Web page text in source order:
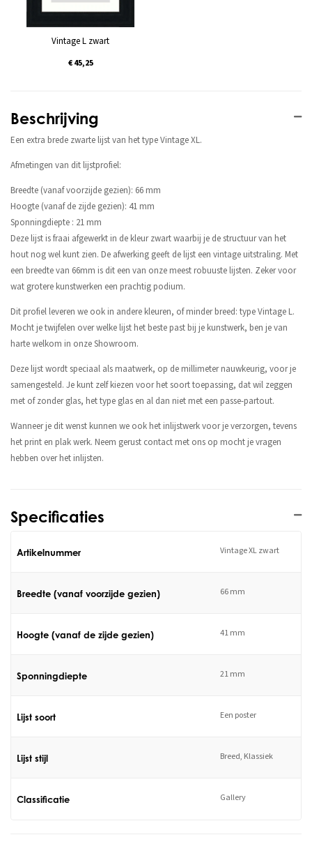
Beschrijving
Een extra brede zwarte lijst van het type Vintage XL.
Afmetingen van dit lijstprofiel:
Breedte (vanaf voorzijde gezien): 66 mm
Hoogte (vanaf de zijde gezien): 41 mm
Sponningdiepte : 21 mm
Deze lijst is fraai afgewerkt in de kleur zwart waarbij je de structuur van het
hout nog wel kunt zien. De afwerking geeft de lijst een vintage uitstraling. Met
een breedte van 66mm is dit een van onze meest robuuste lijsten. Zeker voor
wat grotere kunstwerken een prachtig podium.
Dit profiel leveren we ook in andere kleuren, of minder breed: type Vintage L.
Mocht je twijfelen over welke lijst het beste past bij je kunstwerk, ben je van
harte welkom in onze Showroom.
Deze lijst wordt speciaal als maatwerk, op de millimeter nauwkeurig, voor je
samengesteld. Je kunt zelf kiezen voor het soort toepassing, dat wil zeggen
met of zonder glas, het type glas en al dan niet met een passe-partout.
Wanneer je dit wenst kunnen we ook het inlijstwerk voor je verzorgen, tevens
het print en plak werk. Neem gerust contact met ons op mocht je vragen
hebben over het inlijsten.
Specificaties
Artikelnummer Vintage XL zwart
Breedte (vanaf voorzijde gezien) 66 mm
Hoogte (vanaf de zijde gezien) 41 mm
Sponningdiepte 21 mm
Lijst soort Een poster
Lijst stijl Breed, Klassiek
Classificatie Gallery
Vintage L zwart
€ 45,25